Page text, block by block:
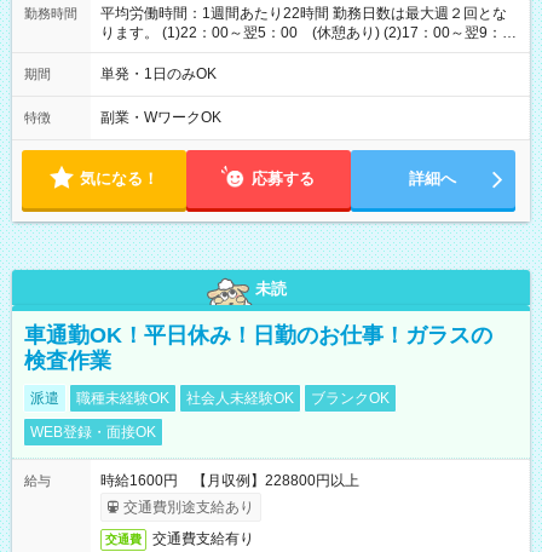
勤務時間
平均労働時間：1週間あたり22時間 勤務日数は最大週２回とな
ります。 (1)22：00～翌5：00 (休憩あり) (2)17：00～翌9：
00 (休憩あり) ３６協定提出済 平均労働時間：1週間あたり22
時間 勤務日数は最大週２回となります。 (1)22：00～翌5：00
期間 単発・1日のみOK
特徴 副業・WワークOK
気になる！ 応募する 詳細へ
未読
車通勤OK！平日休み！日勤のお仕事！ガラスの
検査作業
派遣 職種未経験OK 社会人未経験OK
ブランクOK
WEB登録・面接OK
給与
時給1600円 【月収例】228800円以上
交通費別途支給あり
交通費 交通費支給有り